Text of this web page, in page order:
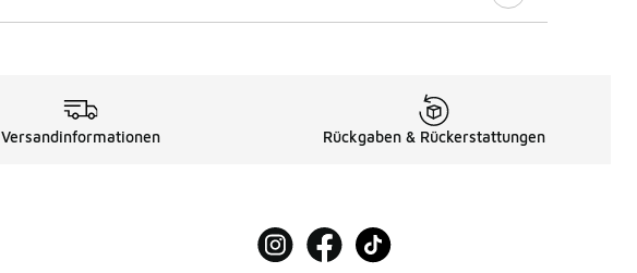
Versandinformationen Rückgaben & Rückerstattungen